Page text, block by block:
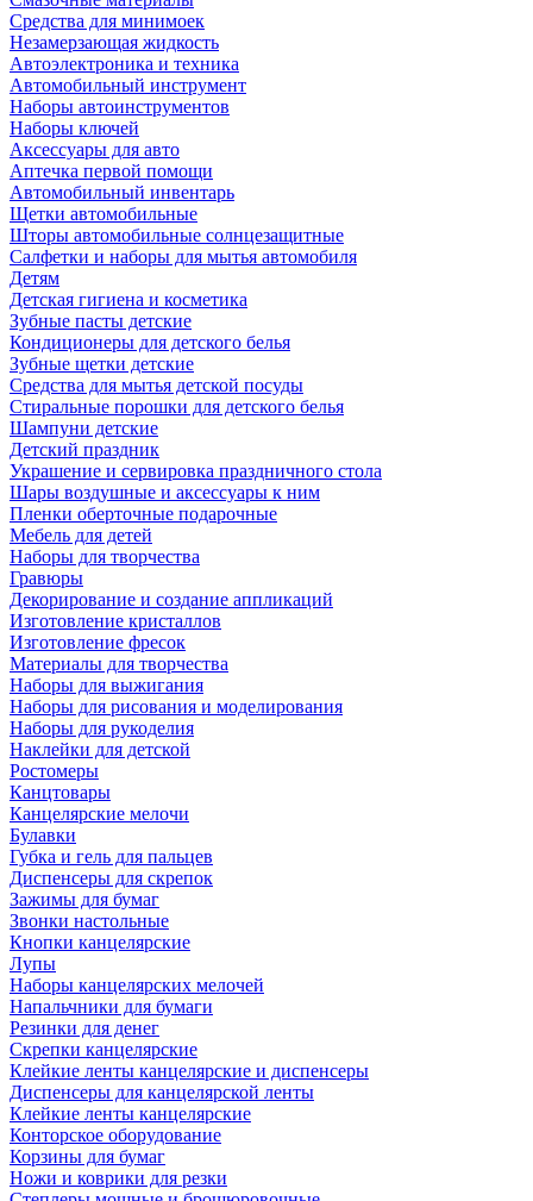
Средства для минимоек
Незамерзающая жидкость
Автоэлектроника и техника
Автомобильный инструмент
Наборы автоинструментов
Наборы ключей
Аксессуары для авто
Аптечка первой помощи
Автомобильный инвентарь
Щетки автомобильные
Шторы автомобильные солнцезащитные
Салфетки и наборы для мытья автомобиля
Детям
Детская гигиена и косметика
Зубные пасты детские
Кондиционеры для детского белья
Зубные щетки детские
Средства для мытья детской посуды
Стиральные порошки для детского белья
Шампуни детские
Детский праздник
Украшение и сервировка праздничного стола
Шары воздушные и аксессуары к ним
Пленки оберточные подарочные
Мебель для детей
Наборы для творчества
Гравюры
Декорирование и создание аппликаций
Изготовление кристаллов
Изготовление фресок
Материалы для творчества
Наборы для выжигания
Наборы для рисования и моделирования
Наборы для рукоделия
Наклейки для детской
Ростомеры
Канцтовары
Канцелярские мелочи
Булавки
Губка и гель для пальцев
Диспенсеры для скрепок
Зажимы для бумаг
Звонки настольные
Кнопки канцелярские
Лупы
Наборы канцелярских мелочей
Напальчники для бумаги
Резинки для денег
Скрепки канцелярские
Клейкие ленты канцелярские и диспенсеры
Диспенсеры для канцелярской ленты
Клейкие ленты канцелярские
Конторское оборудование
Корзины для бумаг
Ножи и коврики для резки